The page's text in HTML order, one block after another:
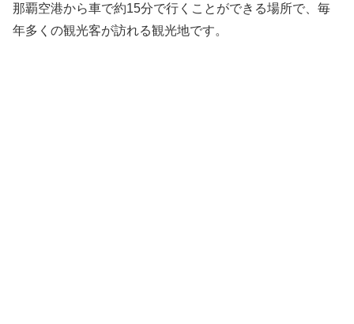
那覇空港から車で約15分で行くことができる場所で、毎
年多くの観光客が訪れる観光地です。